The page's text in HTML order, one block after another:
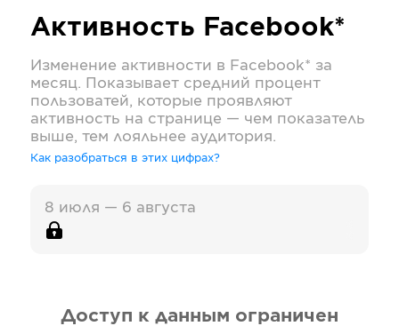
Активность Facebook*
Изменение активности в Facebook* за
месяц. Показывает средний процент
пользоватей, которые проявляют
активность на странице — чем показатель
выше, тем лояльнее аудитория.
Как разобраться в этих цифрах?
8 июля — 6 августа
Доступ к данным ограничен